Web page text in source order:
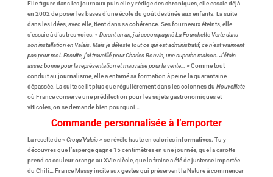
Elle figure dans les journaux puis elle y rédige deschroniques, elle essaie déjà
en 2002 de poser les bases d’une école du goût destinée aux enfants. La suite
dans les idées, avec elle, tient dans sacohérence. Ses fourneaux éteints, elle
s’essaie à d’autresvoies. « Durant un an, j’ai accompagné La Fourchette Verte dans
son installation en Valais. Mais je déteste tout ce qui est administratif, ce n’est vraiment
pas pour moi. Ensuite, j’ai travaillé pour Charles Bonvin, une superbe maison. J’étais
assez bonne pour la représentation et mauvaise pour la vente… » Comme tout
conduit au journalisme, elle a entamé sa formation à peine la quarantaine
dépassée. La suite se lit plus que régulièrement dans les colonnes du Nouvelliste
où France conserve une prédilection pour lessujetsgastronomiques et
viticoles, on se demande bien pourquoi…
Commande personnalisée à l’emporter
La recette de« Croqu’Valais » se révèle haute en calories informatives. Tu y
découvres que l’aspergegagne 15 centimètres en une journée, que la carotte
prend sa couleur orange au XVIe siècle, que la fraise a été de justesse importée
du Chili… France Massy incite auxgestesqui préservent la Nature à commencer